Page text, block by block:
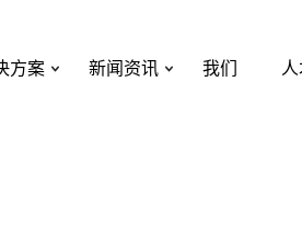
方案 新闻资讯 我们